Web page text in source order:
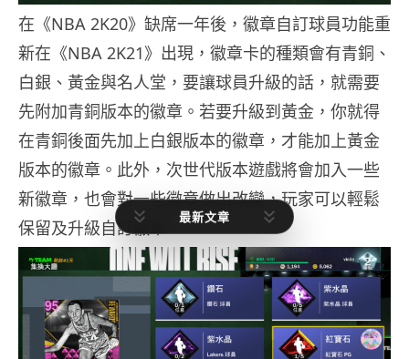
在《NBA 2K20》缺席一年後，徽章自訂球員功能重
新在《NBA 2K21》出現，徽章卡的種類會有青銅、
白銀、黃金與名人堂，要讓球員升級的話，就需要
先附加青銅版本的徽章。若要升級到黃金，你就得
在青銅後面先加上白銀版本的徽章，才能加上黃金
版本的徽章。此外，次世代版本遊戲將會加入一些
新徽章，也會對一些徽章做出改變，玩家可以輕鬆
保留及升級自訂徽章。
最新文章